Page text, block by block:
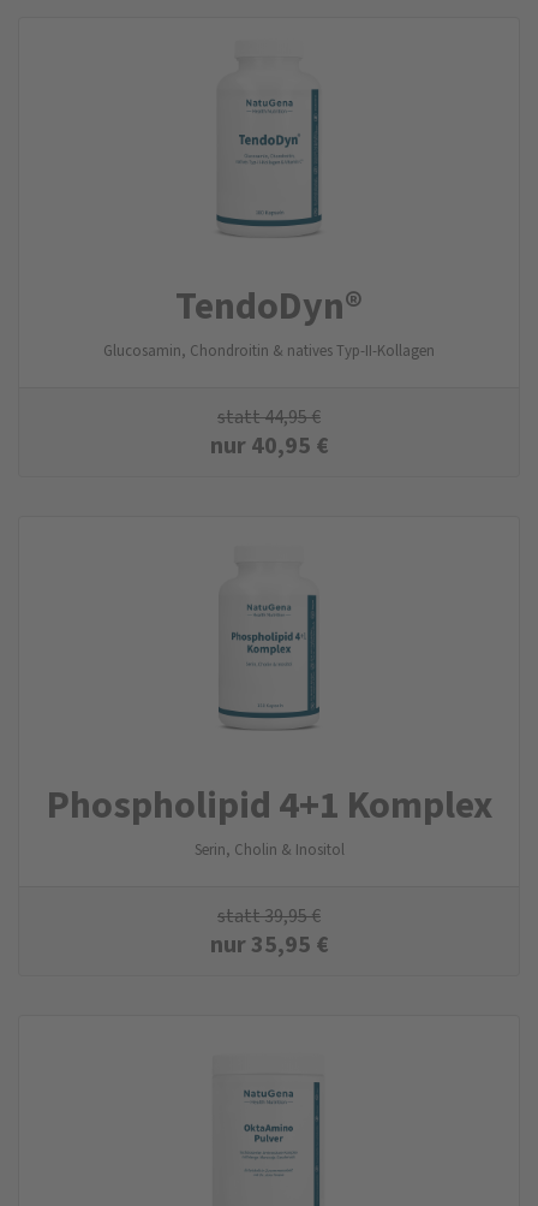
TendoDyn®
Glucosamin, Chondroitin & natives Typ-II-Kollagen
statt44,95€
nur40,95 €
Phospholipid 4+1 Komplex
Serin, Cholin & Inositol
statt39,95€
nur35,95 €